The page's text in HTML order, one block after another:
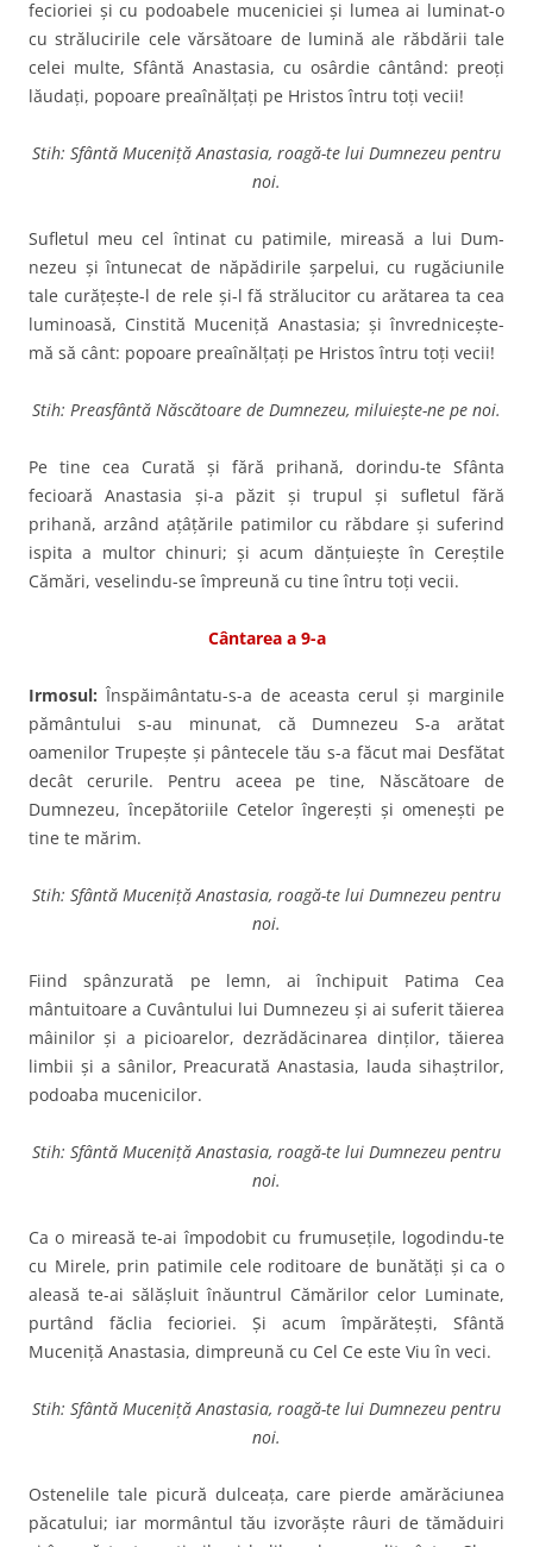
fecioriei şi cu podoabele muceniciei şi lumea ai luminat-o
cu strălucirile cele vărsătoare de lumină ale răbdării tale
celei multe, Sfântă Anastasia, cu osârdie cântând: preoţi
lăudaţi, popoare preaînălţaţi pe Hristos întru toţi vecii!
Stih: Sfântă Muceniță Anastasia, roagă-te lui Dumnezeu pentru
noi.
Sufletul meu cel întinat cu patimile, mireasă a lui Dum­
nezeu şi întunecat de năpădi­rile şarpelui, cu rugăciunile
tale curăţeşte-l de rele şi-l fă strălucitor cu arătarea ta cea
luminoasă, Cinstită Muceniţă Anastasia; şi învredniceşte-
mă să cânt: popoare preaînălţaţi pe Hristos întru toţi vecii!
Stih: Preasfântă Născătoare de Dumnezeu, miluieşte-ne pe noi.
Pe tine cea Curată şi fără prihană, dorindu-te Sfânta
fecioară Anastasia şi-a păzit şi trupul şi sufletul fără
prihană, arzând aţâţările patimilor cu răbdare şi suferind
ispita a multor chi­nuri; şi acum dănţuieşte în Cereştile
Cămări, veselindu-se îm­preună cu tine întru toţi vecii.
Cântarea a 9-a
Irmosul: Înspăimântatu-s-a de aceas­ta cerul şi marginile
pământului s-au minunat, că Dumnezeu S-a arătat
oamenilor Trupeşte şi pântecele tău s-a făcut mai Desfătat
decât cerurile. Pentru aceea pe tine, Născătoare de
Dumnezeu, începătoriile Cetelor îngereşti şi omeneşti pe
tine te mărim.
Stih: Sfântă Muceniță Anastasia, roagă-te lui Dumnezeu pentru
noi.
Fiind spânzurată pe lemn, ai închipuit Patima Cea
mântuitoare a Cuvântului lui Dum­nezeu şi ai suferit tăierea
mâi­nilor şi a picioarelor, dezrădă­cinarea dinţilor, tăierea
limbii şi a sânilor, Preacurată Anastasia, lauda sihaştrilor,
podoaba mu­cenicilor.
Stih: Sfântă Muceniță Anastasia, roagă-te lui Dumnezeu pentru
noi.
Ca o mireasă te-ai împodobit cu frumuseţile, logodindu-te
cu Mirele, prin patimile cele rodi­toare de bunătăţi şi ca o
aleasă te-ai sălăşluit înăuntrul Cămă­rilor celor Luminate,
purtând făclia fecioriei. Şi acum împă­răteşti, Sfântă
Muceniţă Anastasia, dimpreună cu Cel Ce este Viu în veci.
Stih: Sfântă Muceniță Anastasia, roagă-te lui Dumnezeu pentru
noi.
Ostenelile tale picură dul­ceaţa, care pierde amărăciunea
păcatului; iar mormântul tău izvorăşte râuri de tămăduiri